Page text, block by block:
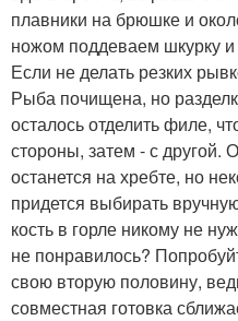
плавники на брюшке и
ножом поддеваем шкурку и
Если не делать резких
Рыба почищена, но
осталось отделить филе,
стороны, затем - с другой.
останется на хребте, но
придется выбирать
кость в горле никому не
не понравилось?
свою вторую половину,
совместная готовка